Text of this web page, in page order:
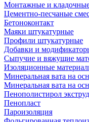
Монтажные и
Цементно-песчаные
Бетоноконтакт
Маяки штукатурные
Профили штукатурные
Добавки и
Сыпучие и вяжущие
Изоляционные
Минеральная вата на
Минеральная вата на
Пенополистирол
Пенопласт
Пароизоляция